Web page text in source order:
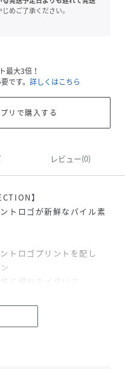
めご了承ください。
最大3倍！
です。 詳しくはこちら
リで購入する
レビュー(0)
】
トロゴが新鮮なパイル素
トロゴプリントを配し
に優れたイタリア
ドライでクールな肌触り